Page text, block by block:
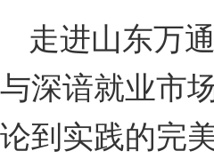
走进山东万
与深谙就业市
论到实践的完